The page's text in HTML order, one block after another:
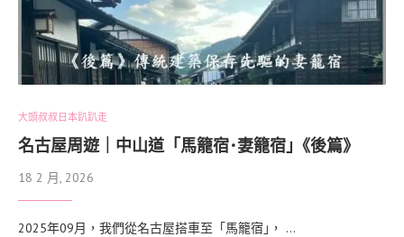
大頭叔叔日本趴趴走
名古屋周遊｜中山道「馬籠宿･妻籠宿｣《後篇》
18 2 月, 2026
2025年09月，我們從名古屋搭車至「馬籠宿｣， …